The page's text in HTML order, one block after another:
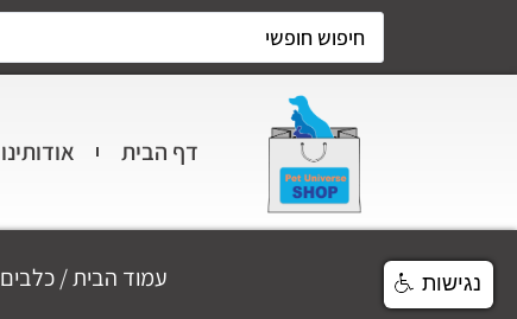
דף הבית אודותינו
עמוד הבית/כלבים נגישות